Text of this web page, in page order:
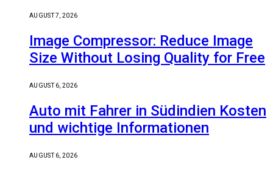
AUGUST 7, 2026
Image Compressor: Reduce Image
Size Without Losing Quality for Free
AUGUST 6, 2026
Auto mit Fahrer in Südindien Kosten
und wichtige Informationen
AUGUST 6, 2026